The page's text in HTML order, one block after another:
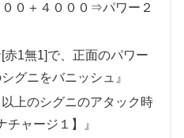
０＋４０００⇒パワー２
赤1無1]で、正面のパワー
グニをバニッシュ』
上のシグニのアタック時
チャージ１】』